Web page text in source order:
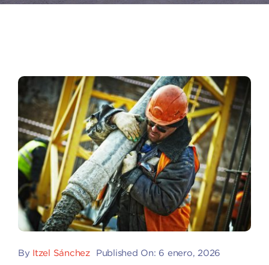
By Itzel Sánchez
Published On: 6 enero, 2026